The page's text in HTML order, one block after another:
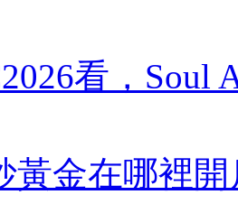
看，Soul
黃金在哪裡